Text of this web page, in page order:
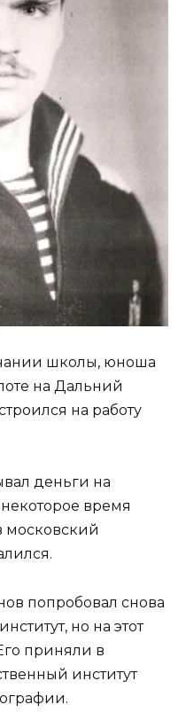
школы, юноша
на Дальний
на работу
деньги на
время
московский
попробовал снова
но на этот
приняли в
институт